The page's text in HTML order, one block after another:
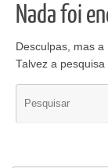
Nada foi
Desculpas, mas
Talvez a pesquisa